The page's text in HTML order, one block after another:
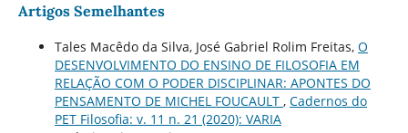
Artigos Semelhantes
Tales Macêdo da Silva, José Gabriel Rolim Freitas, O
DESENVOLVIMENTO DO ENSINO DE FILOSOFIA EM
RELAÇÃO COM O PODER DISCIPLINAR: APONTES DO
PENSAMENTO DE MICHEL FOUCAULT , Cadernos do
PET Filosofia: v. 11 n. 21 (2020): VARIA